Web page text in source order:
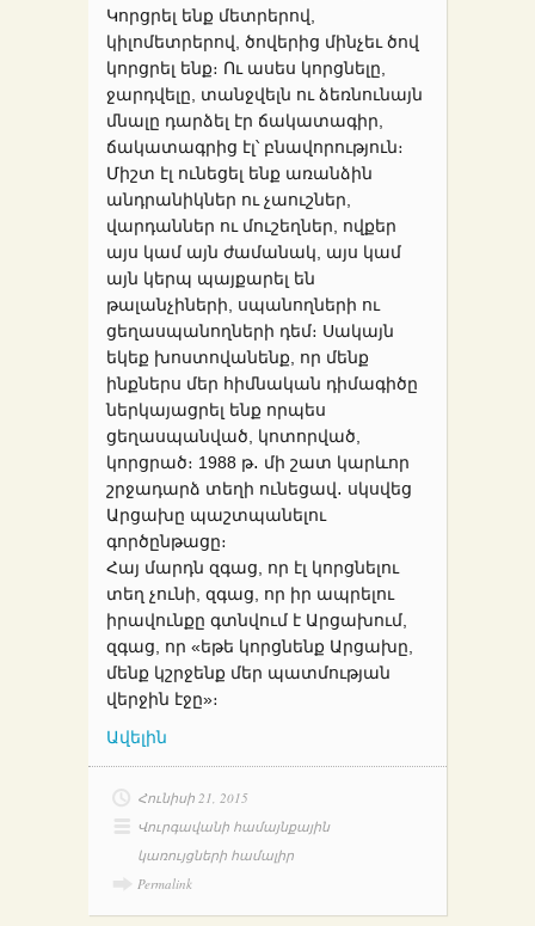
Կորցրել ենք մետրերով,
կիլոմետրերով, ծովերից մինչեւ ծով
կորցրել ենք։ Ու ասես կորցնելը,
ջարդվելը, տանջվելն ու ձեռնունայն
մնալը դարձել էր ճակատագիր,
ճակատագրից էլ՝ բնավորություն։
Միշտ էլ ունեցել ենք առանձին
անդրանիկներ ու չաուշներ,
վարդաններ ու մուշեղներ, ովքեր
այս կամ այն ժամանակ, այս կամ
այն կերպ պայքարել են
թալանչիների, սպանողների ու
ցեղասպանողների դեմ։ Սակայն
եկեք խոստովանենք, որ մենք
ինքներս մեր հիմնական դիմագիծը
ներկայացրել ենք որպես
ցեղասպանված, կոտորված,
կորցրած։ 1988 թ․ մի շատ կարևոր
շրջադարձ տեղի ունեցավ․ սկսվեց
Արցախը պաշտպանելու
գործընթացը։
Հայ մարդն զգաց, որ էլ կորցնելու
տեղ չունի, զգաց, որ իր ապրելու
իրավունքը գտնվում է Արցախում,
զգաց, որ «եթե կորցնենք Արցախը,
մենք կշրջենք մեր պատմության
վերջին էջը»։
Ավելին
Հունիսի 21, 2015
Վուրգավանի համայնքային
կառույցների համալիր
Permalink